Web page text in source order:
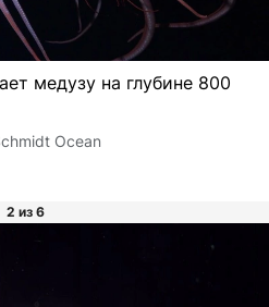
медузу на глубине 800
Ocean
2 из 6